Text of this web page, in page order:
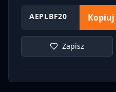
AEPLBF20
Zapisz